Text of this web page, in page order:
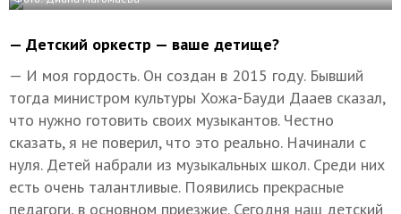
— Детский оркестр — ваше детище?
— И моя гордость. Он создан в 2015 году. Бывший
тогда министром культуры Хожа-Бауди Дааев сказал,
что нужно готовить своих музыкантов. Честно
сказать, я не поверил, что это реально. Начинали с
нуля. Детей набрали из музыкальных школ. Среди них
есть очень талантливые. Появились прекрасные
педагоги, в основном приезжие. Сегодня наш детский